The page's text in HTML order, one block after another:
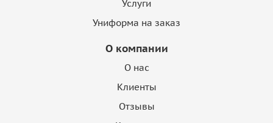
Услуги
Униформа на заказ
О компании
О нас
Клиенты
Отзывы